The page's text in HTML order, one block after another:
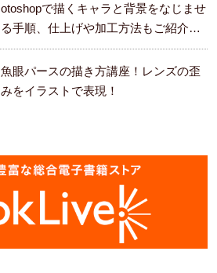
otoshopで描くキャラと背景をなじませ
る手順、仕上げや加工方法もご紹介し
ます。
魚眼パースの描き方講座！レンズの歪
みをイラストで表現！